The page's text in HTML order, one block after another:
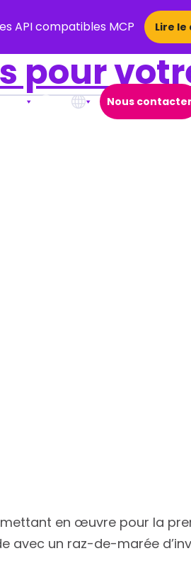
API compatibles MCP Lire
Open Search Popup
Nous contacter
pour
en œuvre pour la
avec un raz-de-marée